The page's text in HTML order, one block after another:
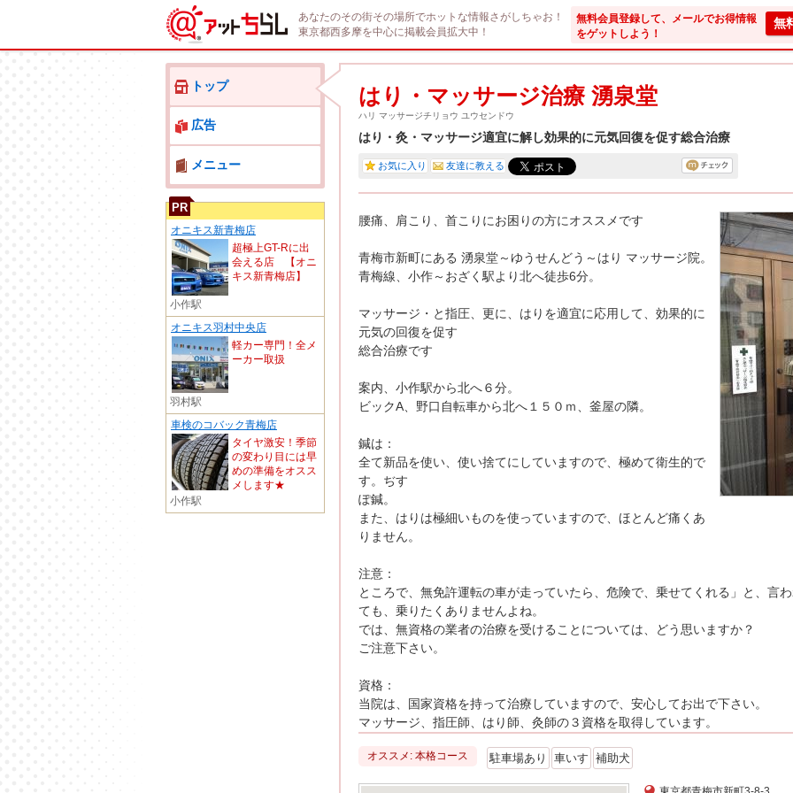
あなたのその街その場所でホットな情報さがしちゃお！
東京都西多摩を中心に掲載会員拡大中！
無
無料会員登録して、メールでお得情報
をゲットしよう！
トップ
広告
メニュー
PR
オニキス新青梅店
超極上GT-Rに出
会える店 【オニ
キス新青梅店】
小作駅
オニキス羽村中央店
軽カー専門！全メ
ーカー取扱
羽村駅
車検のコバック青梅店
タイヤ激安！季節
の変わり目には早
めの準備をオスス
メします★
小作駅
はり・マッサージ治療 湧泉堂
ハリ マッサージチリョウ ユウセンドウ
はり・灸・マッサージ適宜に解し効果的に元気回復を促す総合治療
お気に入り 友達に教える
腰痛、肩こり、首こりにお困りの方にオススメです
青梅市新町にある 湧泉堂～ゆうせんどう～はり マッサージ院。
青梅線、小作～おざく駅より北へ徒歩6分。
マッサージ・と指圧、更に、はりを適宜に応用して、効果的に
元気の回復を促す
総合治療です
案内、小作駅から北へ６分。
ビックA、野口自転車から北へ１５０ｍ、釜屋の隣。
鍼は：
全て新品を使い、使い捨てにしていますので、極めて衛生的で
す。ぢす
ぽ鍼。
また、はりは極細いものを使っていますので、ほとんど痛くあ
りません。
注意：
ところで、無免許運転の車が走っていたら、危険で、乗せてくれる」と、言
ても、乗りたくありませんよね。
では、無資格の業者の治療を受けることについては、どう思いますか？
ご注意下さい。
資格：
当院は、国家資格を持って治療していますので、安心してお出で下さい。
マッサージ、指圧師、はり師、灸師の３資格を取得しています。
オススメ: 本格コース 駐車場あり 車いす 補助犬